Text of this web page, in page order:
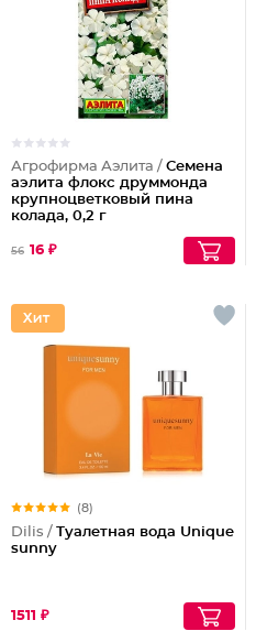
Агрофирма Аэлита / Семена
аэлита флокс друммонда
крупноцветковый пина
колада, 0,2 г
56 16 ₽
(8)
Dilis / Туалетная вода Unique
sunny
1511 ₽